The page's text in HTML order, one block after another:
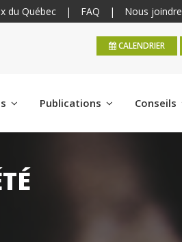
du Québec | FAQ | Nous joindre
CALENDRIER
Publications Conseils